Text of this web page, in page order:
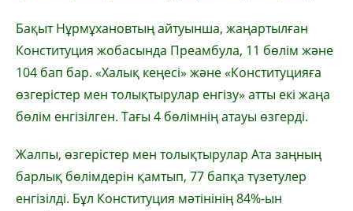
Бақыт Нұрмұхановтың айтуынша, жаңартылған
Конституция жобасында Преамбула, 11 бөлім және
104 бап бар. «Халық кеңесі» және «Конституцияға
өзгерістер мен толықтырулар енгізу» атты екі жаңа
бөлім енгізілген. Тағы 4 бөлімнің атауы өзгерді.
Жалпы, өзгерістер мен толықтырулар Ата заңның
барлық бөлімдерін қамтып, 77 бапқа түзетулер
енгізілді. Бұл Конституция мәтінінің 84%-ын